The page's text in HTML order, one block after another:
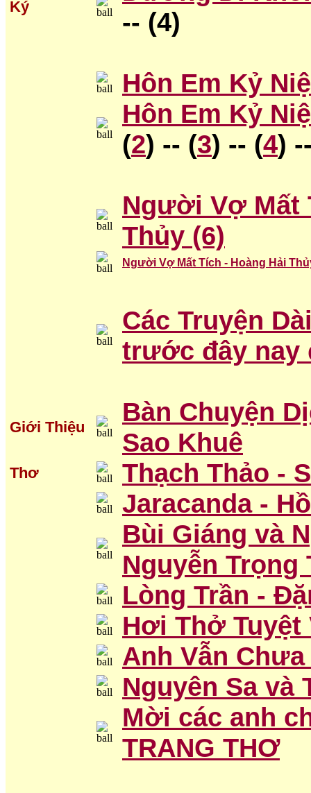
Ký
-- (4)
Hôn Em Kỷ
Hôn Em Kỷ
(2) -- (3) -- (4)
Người Vợ Mất
Thủy (6)
Người Vợ Mất Tích - Hoàng Hải
Các Truyện
trước đây
Giới Thiệu
Bàn Chuyện
Sao Khuê
Thơ
Thạch Thảo -
Jaracanda -
Bùi Giáng và
Nguyễn Trọng
Lòng Trần -
Hơi Thở Tuyệt
Anh Vẫn
Nguyên Sa và
Mời các anh
TRANG THƠ